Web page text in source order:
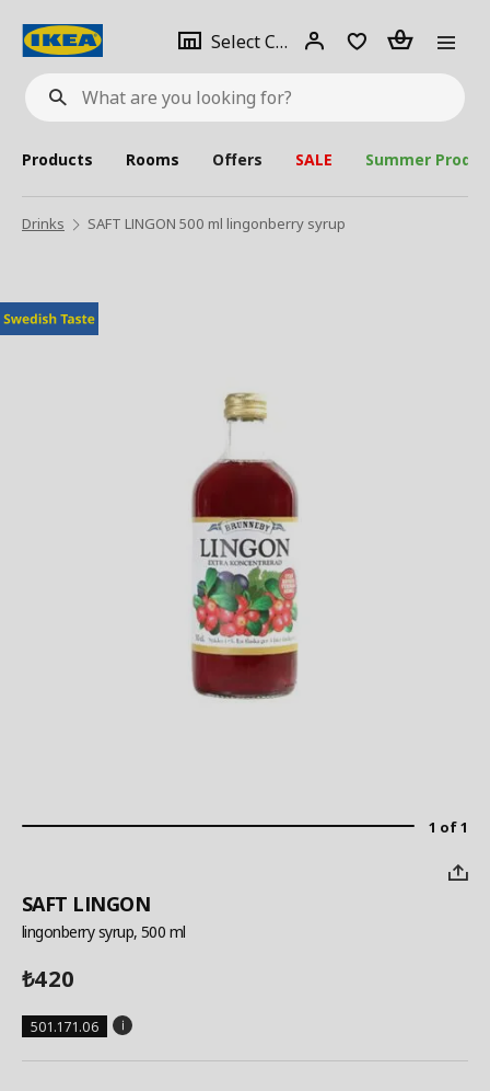
What
are
looking
for?
Select City Select
city
Login Piece(s)
Products Rooms Offers SALE Summer
Drinks SAFT LINGON 500 ml lingonberry syrup
1 of 1
SAFT LINGON
lingonberry syrup, 500 ml
₺420
501.171.06